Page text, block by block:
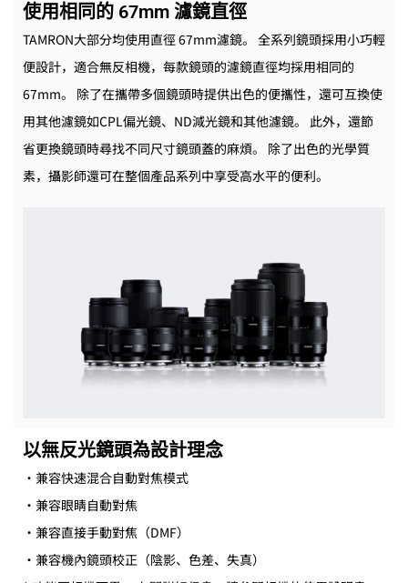
使用相同的 67mm 濾鏡直徑
TAMRON大部分均使用直徑 67mm濾鏡。 全系列鏡頭採用小巧輕
便設計，適合無反相機，每款鏡頭的濾鏡直徑均採用相同的
67mm。 除了在攜帶多個鏡頭時提供出色的便攜性，還可互換使
用其他濾鏡如CPL偏光鏡、ND減光鏡和其他濾鏡。 此外，還節
省更換鏡頭時尋找不同尺寸鏡頭蓋的麻煩。 除了出色的光學質
素，攝影師還可在整個產品系列中享受高水平的便利。
以無反光鏡頭為設計理念
・兼容快速混合自動對焦模式
・兼容眼睛自動對焦
・兼容直接手動對焦（DMF）
・兼容機內鏡頭校正（陰影、色差、失真）